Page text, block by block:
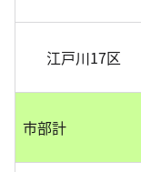
江戸川17区
市部計